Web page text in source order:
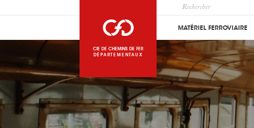
CIE DE CHEMINS DE FER
DÉPARTEMENTAUX
MATÉRIEL FERROVIAIRE